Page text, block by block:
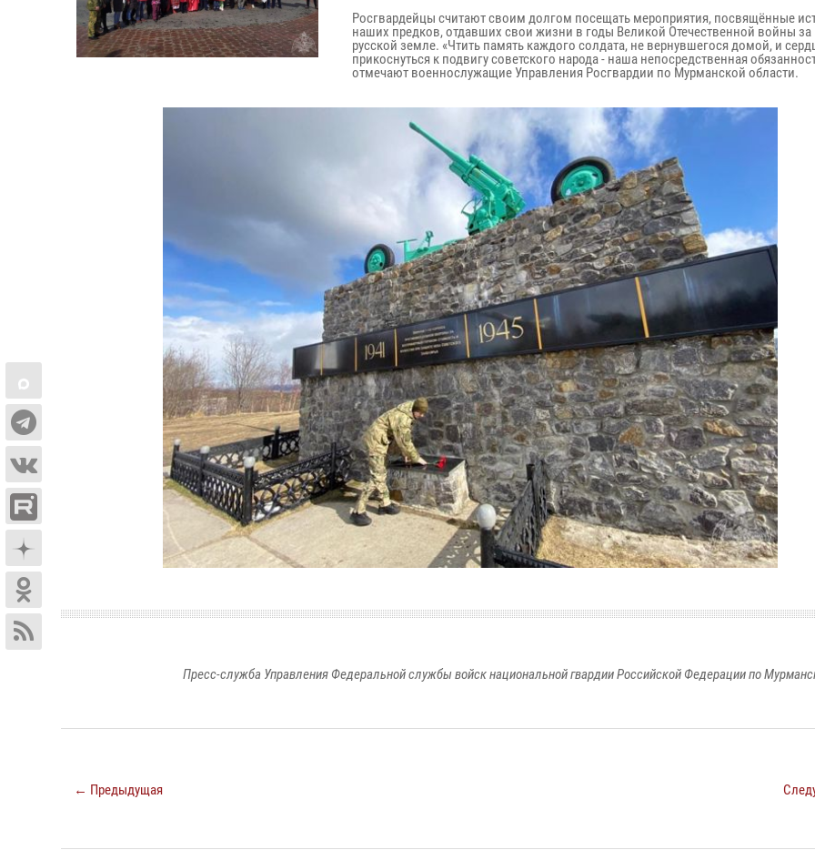
Росгвардейцы считают своим долгом посещать мероприятия, посвящённые
наших предков, отдавших свои жизни в годы Великой Отечественной войны
русской земле. «Чтить память каждого солдата, не вернувшегося домой, и
прикоснуться к подвигу советского народа - наша непосредственная
отмечают военнослужащие Управления Росгвардии по Мурманской области.
Пресс-служба Управления Федеральной службы войск национальной гвардии Российской Федерации по
← Предыдущая